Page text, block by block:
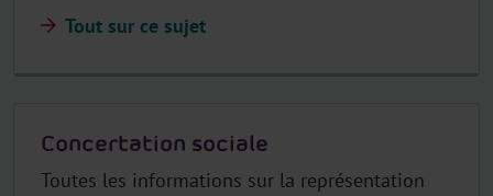
Tout sur ce sujet
Concertation sociale
Toutes les informations sur la représentation